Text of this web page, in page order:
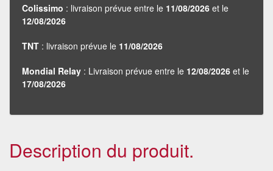
Colissimo : livraison prévue entre le 11/08/2026 et le
12/08/2026
TNT : livraison prévue le 11/08/2026
Mondial Relay : Livraison prévue entre le 12/08/2026 et le
17/08/2026
Description du produit.